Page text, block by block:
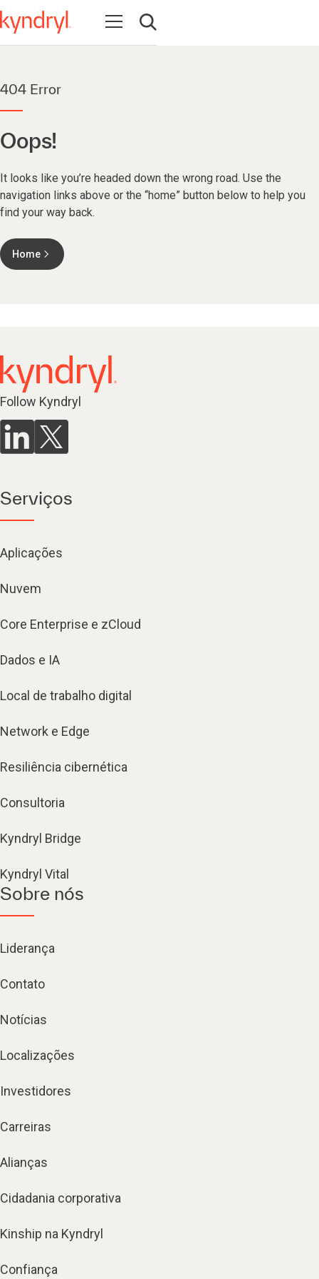
Abrir navegação
Abrir pesquisa
404 Error
Oops!
It looks like you’re headed down the wrong road. Use the
navigation links above or the “home” button below to help you
find your way back.
Home
Follow Kyndryl
Serviços
Aplicações
Nuvem
Core Enterprise e zCloud
Dados e IA
Local de trabalho digital
Network e Edge
Resiliência cibernética
Consultoria
Kyndryl Bridge
Kyndryl Vital
Sobre nós
Liderança
Contato
Notícias
Localizações
Investidores
Carreiras
Alianças
Cidadania corporativa
Kinship na Kyndryl
Confiança